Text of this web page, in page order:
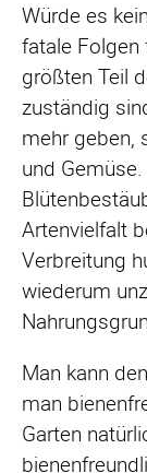
Würde es
fatale Folgen
größten Teil
zuständig
mehr geben,
und
Artenvielfalt
Verbreitung
wiederum
Man kann
man
Garten